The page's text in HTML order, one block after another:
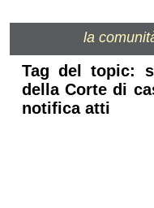
la
Tag del topic:
della Corte di
notifica atti